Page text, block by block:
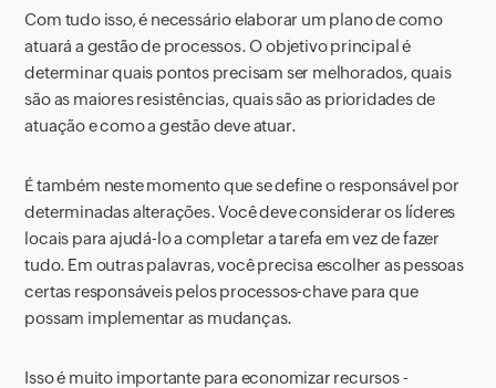
Com tudo isso, é necessário elaborar um plano de como
atuará a gestão de processos. O objetivo principal é
determinar quais pontos precisam ser melhorados, quais
são as maiores resistências, quais são as prioridades de
atuação e como a gestão deve atuar.
É também neste momento que se define o responsável por
determinadas alterações. Você deve considerar os líderes
locais para ajudá-lo a completar a tarefa em vez de fazer
tudo. Em outras palavras, você precisa escolher as pessoas
certas responsáveis ​​pelos processos-chave para que
possam implementar as mudanças.
Isso é muito importante para economizar recursos -